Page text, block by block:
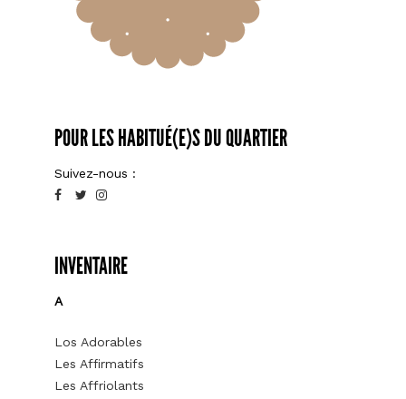
POUR LES HABITUÉ(E)S DU QUARTIER
Suivez-nous :
INVENTAIRE
A
Los Adorables
Les Affirmatifs
Les Affriolants